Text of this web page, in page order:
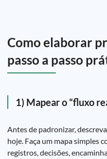
Como elaborar
passo a passo
1) Mapear o “fluxo
Antes de padronizar,
hoje. Faça um mapa simples
registros, decisões,